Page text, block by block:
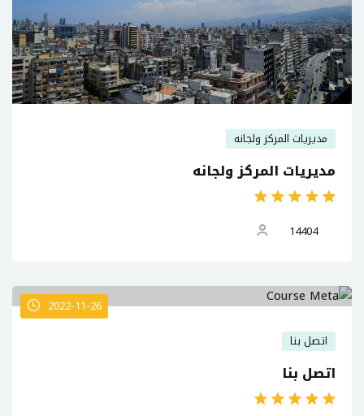
مديريات المركز ولجانه
مديريات المركز ولجانه
14404
2022-11-26
اتصل بنا
اتصل بنا